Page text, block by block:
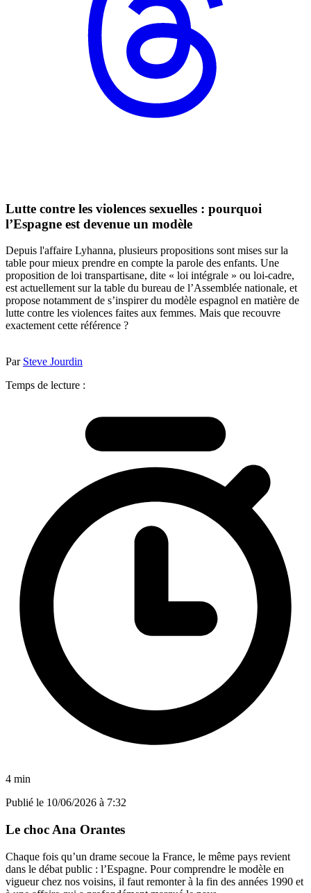
Lutte contre les violences sexuelles : pourquoi
l’Espagne est devenue un modèle
Depuis l'affaire Lyhanna, plusieurs propositions sont mises sur la
table pour mieux prendre en compte la parole des enfants. Une
proposition de loi transpartisane, dite « loi intégrale » ou loi-cadre,
est actuellement sur la table du bureau de l’Assemblée nationale, et
propose notamment de s’inspirer du modèle espagnol en matière de
lutte contre les violences faites aux femmes. Mais que recouvre
exactement cette référence ?
Par Steve Jourdin
Temps de lecture :
4 min
Publié le 10/06/2026 à 7:32
Le choc Ana Orantes
Chaque fois qu’un drame secoue la France, le même pays revient
dans le débat public : l’Espagne. Pour comprendre le modèle en
vigueur chez nos voisins, il faut remonter à la fin des années 1990 et